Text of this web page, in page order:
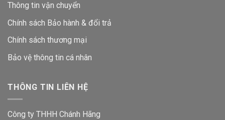
Thông tin vận chuyển
Chính sách Bảo hành & đổi trả
Chính sách thương mại
Bảo vệ thông tin cá nhân
THÔNG TIN LIÊN HỆ
Công ty THHH Chánh Hãng